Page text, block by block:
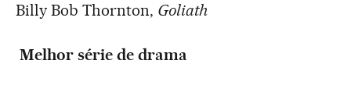
Billy Bob Thornton, Goliath
Melhor série de drama